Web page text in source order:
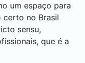
um espaço para
certo no Brasil
sensu,
que é a